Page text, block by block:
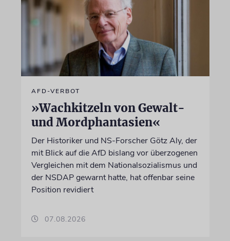
AFD-VERBOT
»Wachkitzeln von Gewalt-
und Mordphantasien«
Der Historiker und NS-Forscher Götz Aly, der
mit Blick auf die AfD bislang vor überzogenen
Vergleichen mit dem Nationalsozialismus und
der NSDAP gewarnt hatte, hat offenbar seine
Position revidiert
07.08.2026